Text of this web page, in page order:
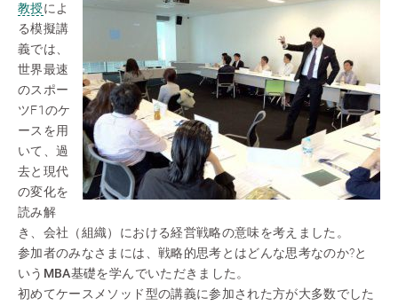
教授によ
る模擬講
義では、
世界最速
のスポー
ツF1のケ
ースを用
いて、過
去と現代
の変化を
読み解
き、会社（組織）における経営戦略の意味を考えました。
参加者のみなさまには、戦略的思考とはどんな思考なのか?と
いう MBA基礎を学んでいただきました。
初めてケースメソッド型の講義に参加された方が大多数でした